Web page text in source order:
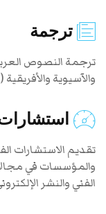
ترجمة
ترجمة النصوص
والآسيوية والأفريقية
تقديم الاستشارات
والمؤسسات في
الفني والنشر